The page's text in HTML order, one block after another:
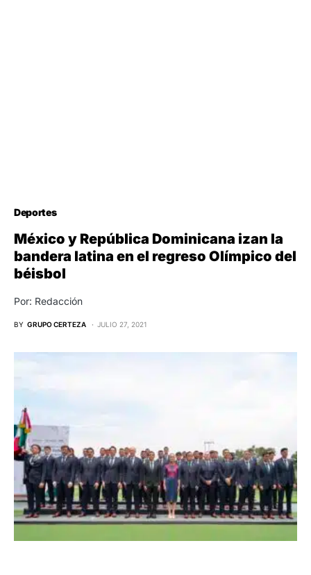
Deportes
México y República Dominicana izan la
bandera latina en el regreso Olímpico del
béisbol
Por: Redacción
BY GRUPO CERTEZA JULIO 27, 2021